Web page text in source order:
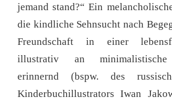
jemand stand?“ Ein
die kindliche Sehnsucht nach
Freundschaft in einer
illustrativ an minimalistische
erinnernd (bspw. des
Kinderbuchillustrators Iwan